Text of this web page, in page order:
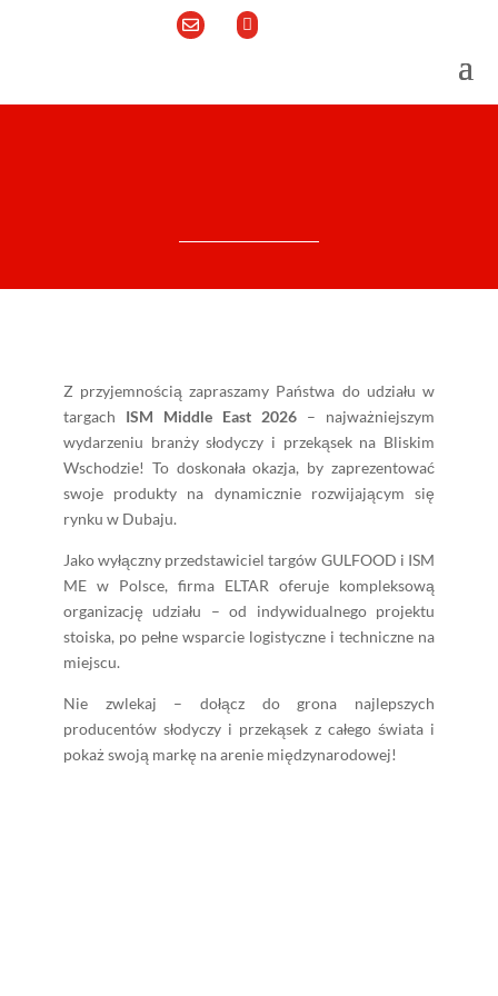
 
Z przyjemnością zapraszamy Państwa do udziału w
targach ISM Middle East 2026 – najważniejszym
wydarzeniu branży słodyczy i przekąsek na Bliskim
Wschodzie! To doskonała okazja, by zaprezentować
swoje produkty na dynamicznie rozwijającym się
rynku w Dubaju.
Jako wyłączny przedstawiciel targów GULFOOD i ISM
ME w Polsce, firma ELTAR oferuje kompleksową
organizację udziału – od indywidualnego projektu
stoiska, po pełne wsparcie logistyczne i techniczne na
miejscu.
Nie zwlekaj – dołącz do grona najlepszych
producentów słodyczy i przekąsek z całego świata i
pokaż swoją markę na arenie międzynarodowej!